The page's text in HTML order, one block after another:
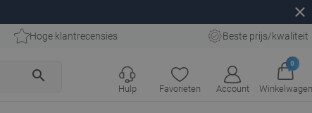
close
Hoge klantrecensies Beste prijs/kwaliteit
search
Favorieten Account
0
Winkelwagen
Hulp